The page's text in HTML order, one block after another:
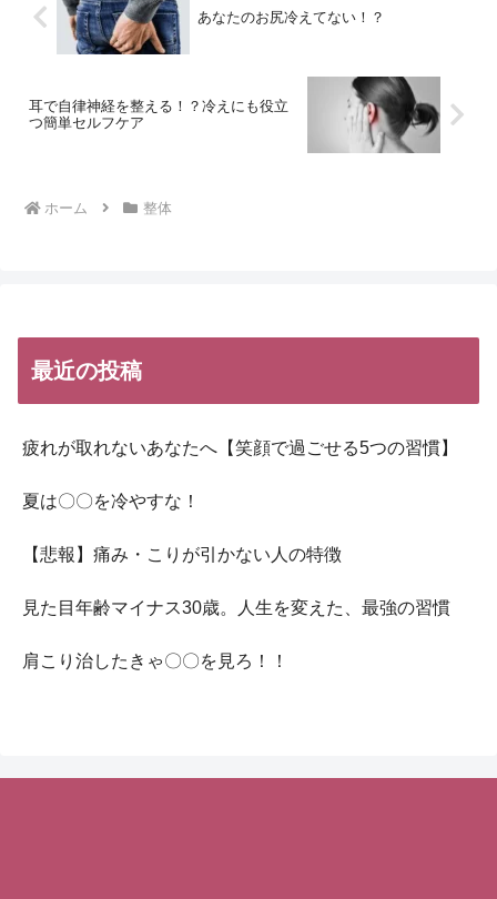
あなたのお尻冷えてない！？
耳で自律神経を整える！？冷えにも役立
つ簡単セルフケア
ホーム 整体
最近の投稿
疲れが取れないあなたへ【笑顔で過ごせる5つの習慣】
夏は〇〇を冷やすな！
【悲報】痛み・こりが引かない人の特徴
見た目年齢マイナス30歳。人生を変えた、最強の習慣
肩こり治したきゃ〇〇を見ろ！！